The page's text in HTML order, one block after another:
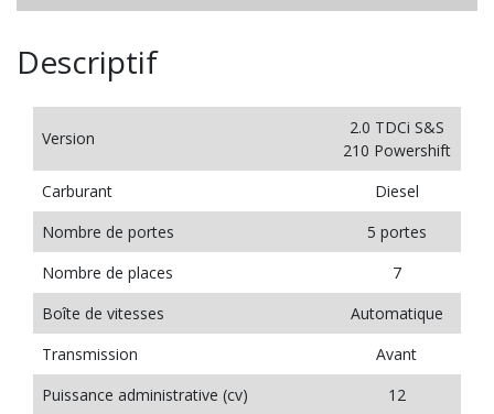
Descriptif
Version
2.0 TDCi S&S
210 Powershift
Carburant
Diesel
Nombre de portes
5 portes
Nombre de places
7
Boîte de vitesses
Automatique
Transmission
Avant
Puissance administrative (cv)
12